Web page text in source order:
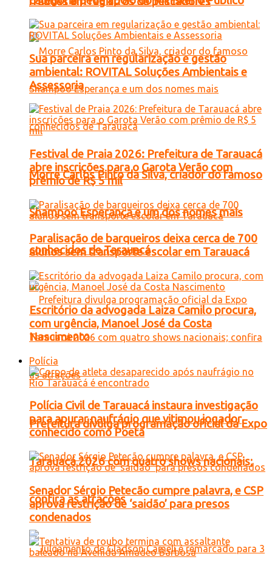
Morre Carlos Pinto da Silva, criador do famoso
Shampoo Esperança e um dos nomes mais
conhecidos de Tarauacá
Prefeitura divulga programação oficial da Expo
Tarauacá 2026 com quatro shows nacionais;
confira as atrações
Sua parceira em regularização e gestão
ambiental: ROVITAL Soluções Ambientais e
Assessoria
Festival de Praia 2026: Prefeitura de Tarauacá
abre inscrições para o Garota Verão com
prêmio de R$ 5 mil
Paralisação de barqueiros deixa cerca de 700
alunos sem transporte escolar em Tarauacá
Escritório da advogada Laiza Camilo procura,
com urgência, Manoel José da Costa
Nascimento
Polícia
Polícia Civil de Tarauacá instaura investigação
para apurar naufrágio que vitimou jogador
conhecido como Poeta
Senador Sérgio Petecão cumpre palavra, e CSP
aprova restrição de ‘saidão’ para presos
condenados